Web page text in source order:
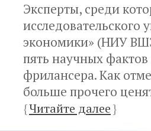
Эксперты, среди
исследовательского
экономики» (НИУ
пять научных
фрилансера. Как
больше прочего
{Читайте далее}